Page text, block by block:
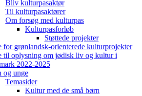
Bliv kulturpasaktør
Til kulturpasaktører
Om forsøg med kulturpas
Kulturpasforløb
Støttede projekter
for grønlandsk-orienterede kulturprojekter
til oplysning om jødisk liv og kultur i
2022-2025
og unge
Temasider
Kultur med de små børn